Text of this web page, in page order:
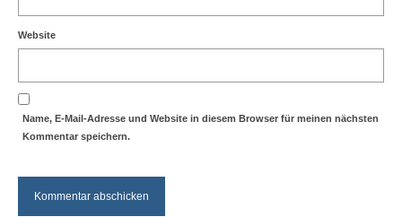
Website
Name, E-Mail-Adresse und Website in diesem Browser für meinen nächsten
Kommentar speichern.